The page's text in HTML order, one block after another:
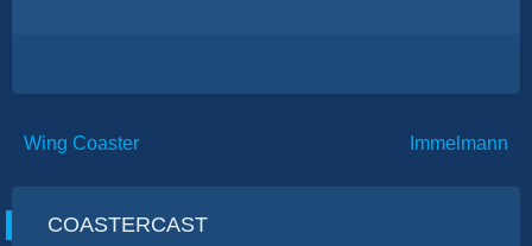
Beitragsnavigation
Wing Coaster Immelmann
COASTERCAST